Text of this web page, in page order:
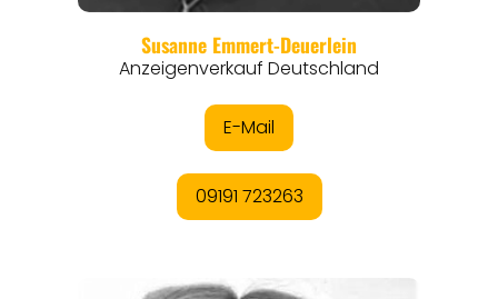
EVENTS
REISEFÜHRER
REISEMAGAZINE